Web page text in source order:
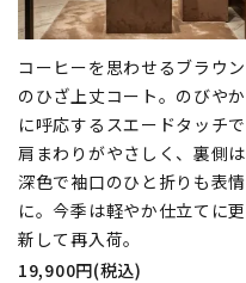
コーヒーを思わせるブラウン
のひざ上丈コート。のびやか
に呼応するスエードタッチで
肩まわりがやさしく、裏側は
深色で袖口のひと折りも表情
に。今季は軽やか仕立てに更
新して再入荷。
19,900円(税込)